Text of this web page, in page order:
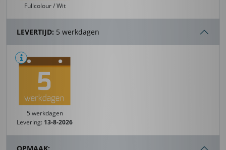
Fullcolour / Wit
LEVERTIJD: 5 werkdagen
5 werkdagen
Levering: 13-8-2026